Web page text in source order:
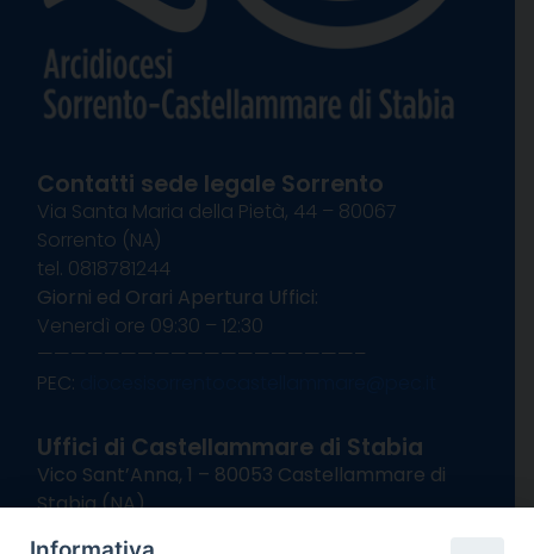
Contatti sede legale Sorrento
Via Santa Maria della Pietà, 44 – 80067
Sorrento (NA)
tel. 0818781244
Giorni ed Orari Apertura Uffici:
Venerdì ore 09:30 – 12:30
———————————————————–
PEC:
Uffici di Castellammare di Stabia
Vico Sant’Anna, 1 – 80053 Castellammare di
Stabia (NA)